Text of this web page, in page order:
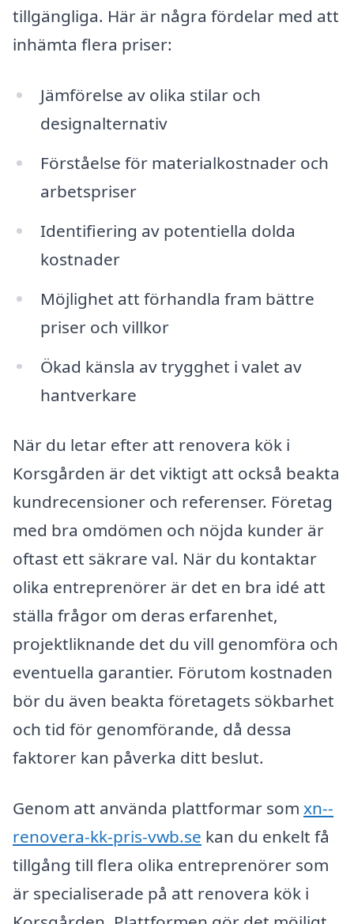
tillgängliga. Här är några fördelar med att
inhämta flera priser:
Jämförelse av olika stilar och
designalternativ
Förståelse för materialkostnader och
arbetspriser
Identifiering av potentiella dolda
kostnader
Möjlighet att förhandla fram bättre
priser och villkor
Ökad känsla av trygghet i valet av
hantverkare
När du letar efter att renovera kök i
Korsgården är det viktigt att också beakta
kundrecensioner och referenser. Företag
med bra omdömen och nöjda kunder är
oftast ett säkrare val. När du kontaktar
olika entreprenörer är det en bra idé att
ställa frågor om deras erfarenhet,
projektliknande det du vill genomföra och
eventuella garantier. Förutom kostnaden
bör du även beakta företagets sökbarhet
och tid för genomförande, då dessa
faktorer kan påverka ditt beslut.
Genom att använda plattformar som xn--
renovera-kk-pris-vwb.se kan du enkelt få
tillgång till flera olika entreprenörer som
är specialiserade på att renovera kök i